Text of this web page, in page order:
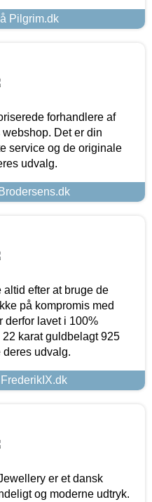
Pilgrim.dk
forhandlere af
Det er din
service og de originale
udvalg.
efter at bruge de
på kompromis med
derfor lavet i 100%
karat guldbelagt 925
deres udvalg.
er et dansk
og moderne udtryk.